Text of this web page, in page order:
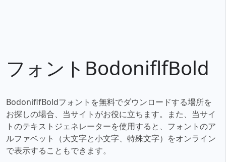
フォントBodoniflfBold
BodoniflfBoldフォントを無料でダウンロードする場所を
お探しの場合、当サイトがお役に立ちます。また、当サイ
トのテキストジェネレーターを使用すると、フォントのア
ルファベット（大文字と小文字、特殊文字）をオンライン
で表示することもできます。